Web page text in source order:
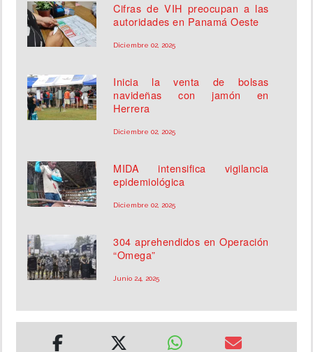
Cifras de VIH preocupan a las
autoridades en Panamá Oeste
Diciembre 02, 2025
Inicia la venta de bolsas
navideñas con jamón en
Herrera
Diciembre 02, 2025
MIDA intensifica vigilancia
epidemiológica
Diciembre 02, 2025
304 aprehendidos en Operación
“Omega”
Junio 24, 2025